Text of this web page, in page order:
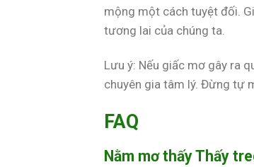
mộng một cách tuyệt đối.
tương lai của chúng ta.
Lưu ý: Nếu giấc mơ gây ra
chuyên gia tâm lý. Đừng tự
FAQ
Nằm mơ thấy Thấy